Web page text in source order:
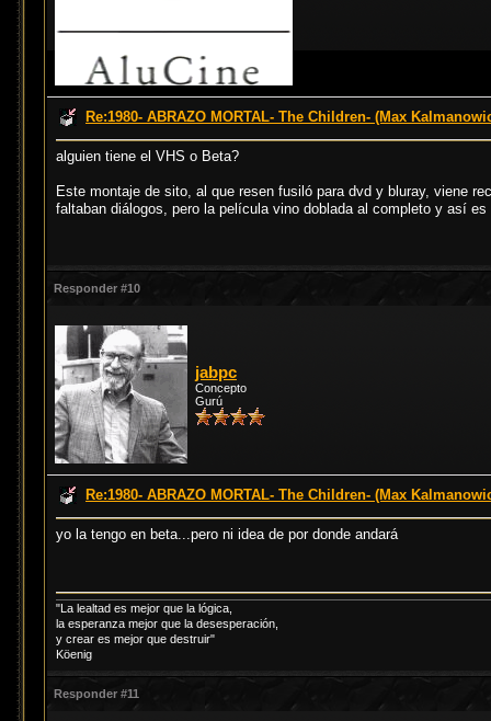
Re:1980- ABRAZO MORTAL- The Children- (Max
alguien tiene el VHS o Beta?
Este montaje de sito, al que resen fusiló para dvd y bluray, viene
faltaban diálogos, pero la película vino doblada al completo y así
Responder #10
jabpc
Concepto
Gurú
Re:1980- ABRAZO MORTAL- The Children- (Max
yo la tengo en beta...pero ni idea de por donde andará
"La lealtad es mejor que la lógica,
la esperanza mejor que la desesperación,
y crear es mejor que destruir"
Köenig
Responder #11